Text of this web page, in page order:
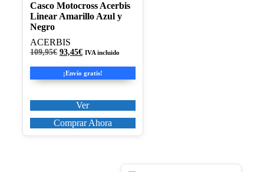
Casco Motocross Acerbis
Linear Amarillo Azul y
Negro
ACERBIS
109,95€ El
original
era:
93,45€El
actual
es:
IVA incluido
¡Envío gratis!
Ver
se
pueden
elegir
en
la
producto
Comprar Ahora